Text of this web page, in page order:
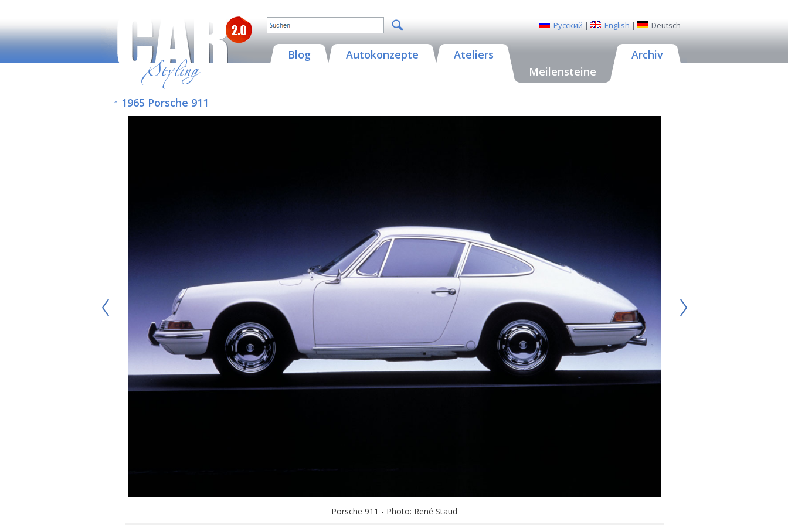
Русский | English | Deutsch
Blog Autokonzepte
Ateliers
Meilensteine
Archiv
↑ 1965 Porsche 911
Porsche 911 - Photo: René Staud